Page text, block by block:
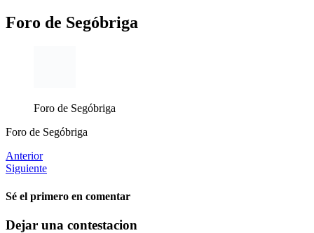
Foro de Segóbriga
Foro de Segóbriga
Foro de Segóbriga
Anterior
Siguiente
Sé el primero en comentar
Dejar una contestacion